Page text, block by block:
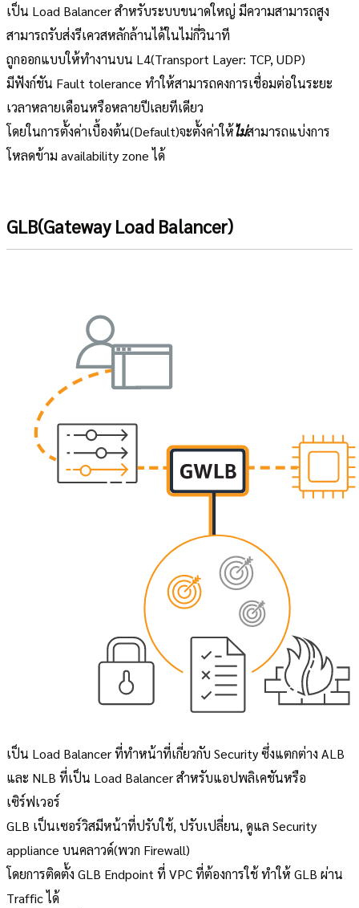
เป็น Load Balancer สำหรับระบบขนาดใหญ่ มีความสามารถสูง
สามารถรับส่งรีเควสหลักล้านได้ในไม่กี่วินาที
ถูกออกแบบให้ทำงานบน L4(Transport Layer: TCP, UDP)
มีฟังก์ชัน Fault tolerance ทำให้สามารถคงการเชื่อมต่อในระยะ
เวลาหลายเดือนหรือหลายปีเลยทีเดียว
โดยในการตั้งค่าเบื้องต้น(Default)จะตั้งค่าให้ไม่สามารถแบ่งการ
โหลดข้าม availability zone ได้
GLB(Gateway Load Balancer)
เป็น Load Balancer ที่ทำหน้าที่เกี่ยวกับ Security ซึ่งแตกต่าง ALB
และ NLB ที่เป็น Load Balancer สำหรับแอปพลิเคชันหรือ
เซิร์ฟเวอร์
GLB เป็นเซอร์วิสมีหน้าที่ปรับใช้, ปรับเปลี่ยน, ดูแล Security
appliance บนคลาวด์(พวก Firewall)
โดยการติดตั้ง GLB Endpoint ที่ VPC ที่ต้องการใช้ ทำให้ GLB ผ่าน
Traffic ได้